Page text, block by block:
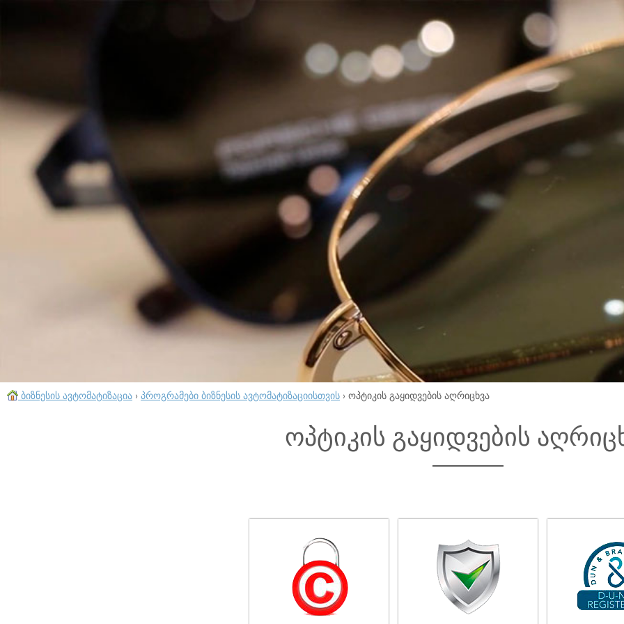
ბიზნესის ავტომატიზაცია › პროგრამები ბიზნესის ავტომატიზაციისთვის › ოპტიკის გაყიდვების აღრიცხვა
ოპტიკის გაყიდვების